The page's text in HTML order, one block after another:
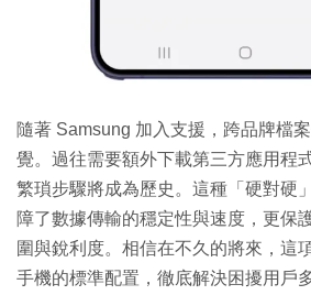
隨著 Samsung 加入支援，跨品牌檔
覺。過往需要額外下載第三方應用程
繁瑣步驟將成為歷史。這種「硬對硬
障了數據傳輸的穩定性與速度，更保
圍與銳利度。相信在不久的將來，這
手機的標準配置，徹底解決困擾用戶